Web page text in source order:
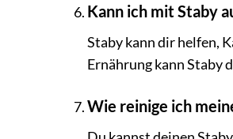
Kann ich mit Staby
Staby kann dir helfen,
Ernährung kann Staby
Wie reinige ich